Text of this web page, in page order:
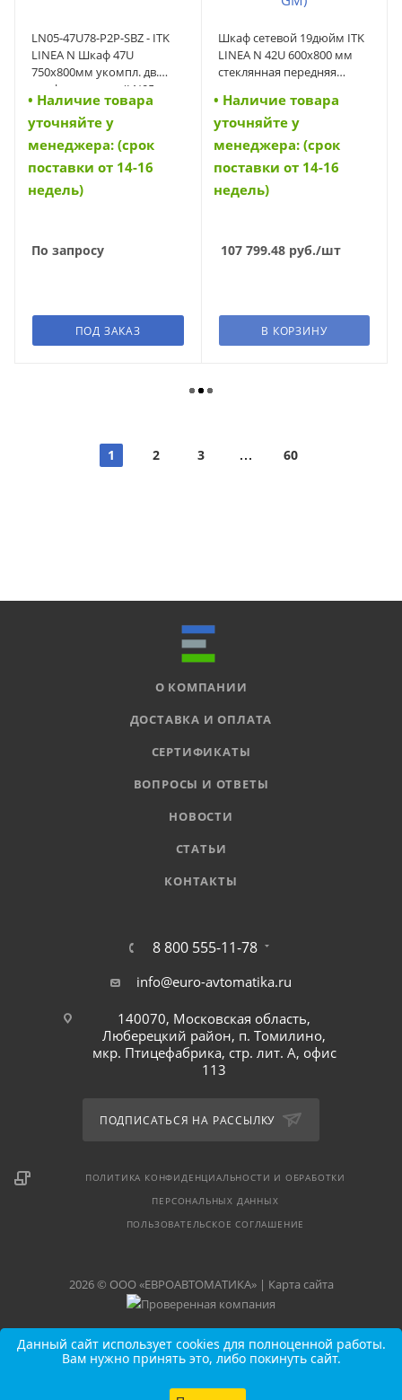
LN05-47U78-P2P-SBZ - ITK
LINEA N Шкаф 47U
750х800мм укомпл. дв.
перф. расп. чер. (LN05-
47U78-P2P-SBZ)
• Наличие товара
уточняйте у
менеджера: (срок
поставки от 14-16
недель)
По запросу
ПОД ЗАКАЗ
Шкаф сетевой 19дюйм ITK
LINEA N 42U 600х800 мм
стеклянная передняя
металлическая черный
(LN05-42U68-GM) (LN05-
42U68-GM)
• Наличие товара
уточняйте у
менеджера: (срок
поставки от 14-16
недель)
107 799.48руб./шт
В КОРЗИНУ
1 2 3 60
О КОМПАНИИ
ДОСТАВКА И ОПЛАТА
СЕРТИФИКАТЫ
ВОПРОСЫ И ОТВЕТЫ
НОВОСТИ
СТАТЬИ
КОНТАКТЫ
8 800 555-11-78
info@euro-avtomatika.ru
140070, Московская область,
Люберецкий район, п. Томилино,
мкр. Птицефабрика, стр. лит. А, офис
113
ПОДПИСАТЬСЯ НА РАССЫЛКУ
ПОЛИТИКА КОНФИДЕНЦИАЛЬНОСТИ И ОБРАБОТКИ
ПЕРСОНАЛЬНЫХ ДАННЫХ
ПОЛЬЗОВАТЕЛЬСКОЕ СОГЛАШЕНИЕ
2026 © ООО «ЕВРОАВТОМАТИКА» | Карта сайта
Данный сайт использует cookies для полноценной работы.
Вам нужно принять это, либо покинуть сайт.